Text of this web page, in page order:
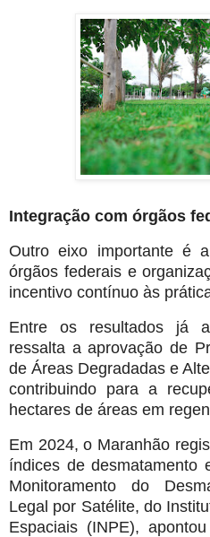
Integração com órgãos
Outro eixo importante é
órgãos federais e
incentivo contínuo às
Entre os resultados já
ressalta a aprovação de
de Áreas Degradadas e
contribuindo para a
hectares de áreas em
Em 2024, o Maranhão
índices de desmatamento
Monitoramento do
Legal por Satélite, do
Espaciais (INPE),